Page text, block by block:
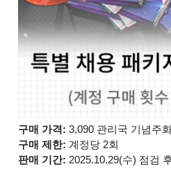
구매 가격: 3,090 관리국 기념주
구매 제한: 계정당 2회
판매 기간: 2025.10.29(수) 점검